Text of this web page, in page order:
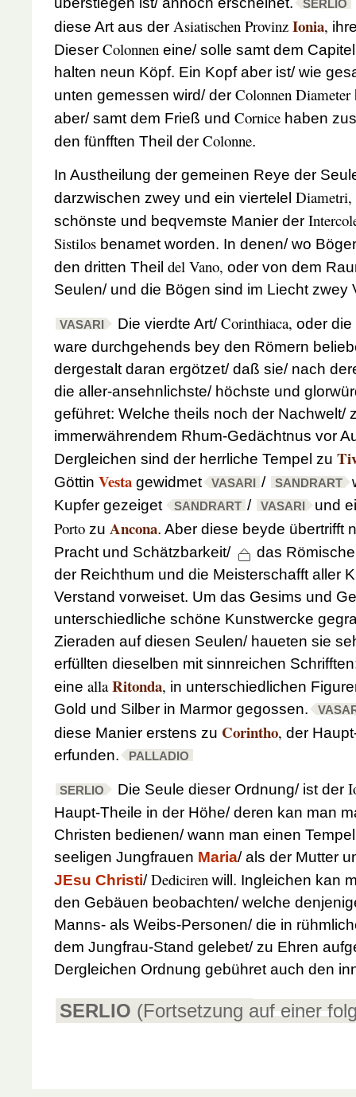
SERLIO
diese Art aus der Asiatischen Provinz Ionia,
Dieser Colonnen eine/ solle samt dem
halten neun Köpf. Ein Kopf aber ist/ wie
unten gemessen wird/ der Colonnen Diameter
aber/ samt dem Frieß und Cornice haben
den fünfften Theil der Colonne.
In Austheilung der gemeinen Reye der
darzwischen zwey und ein viertelel Diametri,
schönste und beqvemste Manier der
Sistilos benamet worden. In denen/ wo
den dritten Theil del Vano, oder von dem
Seulen/ und die Bögen sind im Liecht zwey
VASARI Die vierdte Art/Corinthiaca, oder die
ware durchgehends bey den Römern
dergestalt daran ergötzet/ daß sie/ nach
die aller-ansehnlichste/ höchste und
geführet: Welche theils noch der Nachwelt/
immerwährendem Rhum-Gedächtnus vor
Dergleichen sind der herrliche Tempel zu
Göttin Vesta gewidmet VASARI / SANDRART
Kupfer gezeiget
SANDRART / VASARI und
Porto zu Ancona. Aber diese beyde übertrifft
Pracht und Schätzbarkeit/
das
der Reichthum und die Meisterschafft aller
Verstand vorweiset. Um das Gesims und
unterschiedliche schöne Kunstwercke
Zieraden auf diesen Seulen/ haueten sie
erfüllten dieselben mit sinnreichen
eine allaRitonda, in unterschiedlichen
Gold und Silber in Marmor gegossen.
diese Manier erstens zu Corintho, der
erfunden.
PALLADIO
SERLIO Die Seule dieser Ordnung/ ist der
Haupt-Theile in der Höhe/ deren kan man
Christen bedienen/ wann man einen
seeligen Jungfrauen Maria/ als der Mutter
JEsu Christi/Dediciren will. Ingleichen kan
den Gebäuen beobachten/ welche
Manns- als Weibs-Personen/ die in
dem Jungfrau-Stand gelebet/ zu Ehren
Dergleichen Ordnung gebühret auch den
SERLIO (Fortsetzung auf einer